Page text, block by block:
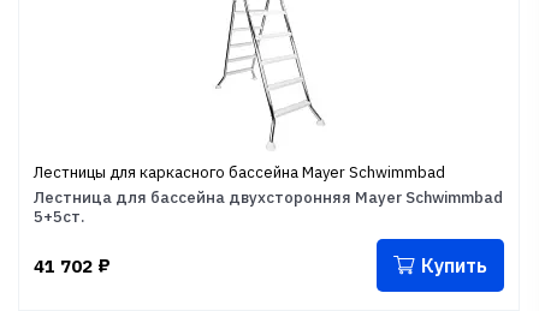
Лестницы для каркасного бассейна Mayer Schwimmbad
Лестница для бассейна двухсторонняя Mayer Schwimmbad
5+5ст.
41 702 ₽ Купить